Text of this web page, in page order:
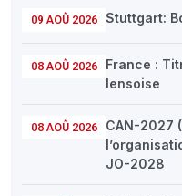
09 AOÛ 2026 Stuttgart:
08 AOÛ 2026
France :
lensoise
08 AOÛ 2026
CAN-2027
JO-2028